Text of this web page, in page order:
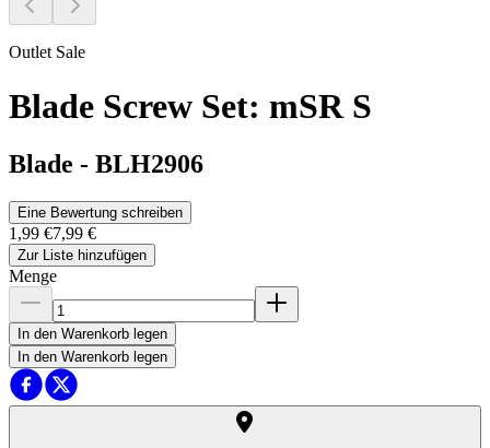
Outlet Sale
Blade Screw Set: mSR S
Blade - BLH2906
Eine Bewertung schreiben
1,99 €7,99 €
Zur Liste hinzufügen
Menge
In den Warenkorb legen
In den Warenkorb legen